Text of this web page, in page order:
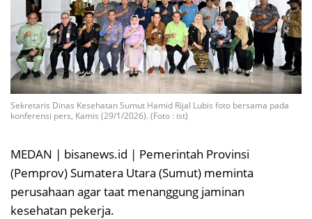
Sekretaris Dinas Kesehatan Sumut Hamid Rijal Lubis foto bersama pada
konferensi pers, Kamis (29/1/2026). (Foto : ist)
MEDAN | bisanews.id | Pemerintah Provinsi
(Pemprov) Sumatera Utara (Sumut) meminta
perusahaan agar taat menanggung jaminan
kesehatan pekerja.